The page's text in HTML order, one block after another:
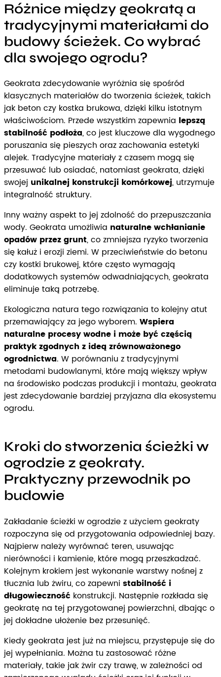
Różnice między geokratą a
tradycyjnymi materiałami do
budowy ścieżek. Co wybrać
dla swojego ogrodu?
Geokrata zdecydowanie wyróżnia się spośród
klasycznych materiałów do tworzenia ścieżek, takich
jak beton czy kostka brukowa, dzięki kilku istotnym
właściwościom. Przede wszystkim zapewnia lepszą
stabilność podłoża, co jest kluczowe dla wygodnego
poruszania się pieszych oraz zachowania estetyki
alejek. Tradycyjne materiały z czasem mogą się
przesuwać lub osiadać, natomiast geokrata, dzięki
swojej unikalnej konstrukcji komórkowej, utrzymuje
integralność struktury.
Inny ważny aspekt to jej zdolność do przepuszczania
wody. Geokrata umożliwia naturalne wchłanianie
opadów przez grunt, co zmniejsza ryzyko tworzenia
się kałuż i erozji ziemi. W przeciwieństwie do betonu
czy kostki brukowej, które często wymagają
dodatkowych systemów odwadniających, geokrata
eliminuje taką potrzebę.
Ekologiczna natura tego rozwiązania to kolejny atut
przemawiający za jego wyborem. Wspiera
naturalne procesy wodne i może być częścią
praktyk zgodnych z ideą zrównoważonego
ogrodnictwa. W porównaniu z tradycyjnymi
metodami budowlanymi, które mają większy wpływ
na środowisko podczas produkcji i montażu, geokrata
jest zdecydowanie bardziej przyjazna dla ekosystemu
ogrodu.
Kroki do stworzenia ścieżki w
ogrodzie z geokraty.
Praktyczny przewodnik po
budowie
Zakładanie ścieżki w ogrodzie z użyciem geokraty
rozpoczyna się od przygotowania odpowiedniej bazy.
Najpierw należy wyrównać teren, usuwając
nierówności i kamienie, które mogą przeszkadzać.
Kolejnym krokiem jest wykonanie warstwy nośnej z
tłucznia lub żwiru, co zapewni stabilność i
długowieczność konstrukcji. Następnie rozkłada się
geokratę na tej przygotowanej powierzchni, dbając o
jej dokładne ułożenie bez przesunięć.
Kiedy geokrata jest już na miejscu, przystępuje się do
jej wypełniania. Można tu zastosować różne
materiały, takie jak żwir czy trawę, w zależności od